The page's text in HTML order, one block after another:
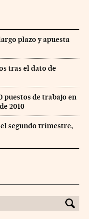
plazo y apuesta
tras el dato de
puestos de trabajo en
2010
segundo trimestre,